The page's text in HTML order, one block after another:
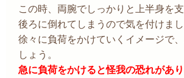
この時、両腕でしっかりと上半身を
後ろに倒れてしまうので気を付けまし
徐々に負荷をかけていくイメージで
しょう。
急に負荷をかけると怪我の恐れがあり